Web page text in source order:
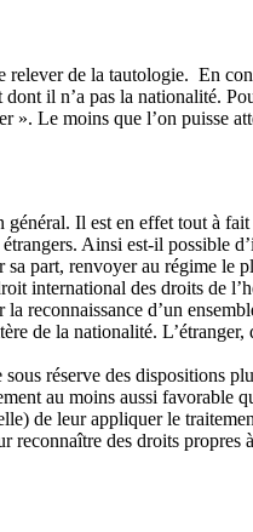
relever de la tautologie. En
il n’a pas la nationalité.
Le moins que l’on puisse
Il est en effet tout à
Ainsi est-il possible
part, renvoyer au régime le
international des droits de
reconnaissance d’un
de la nationalité.
réserve des dispositions
au moins aussi favorable
de leur appliquer le
reconnaître des droits